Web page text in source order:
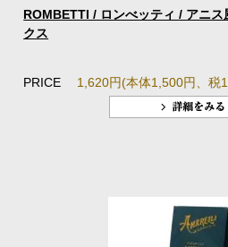
ROMBETTI / ロンべッティ / アニ
クス
PRICE 1,620円(本体1,500円、税